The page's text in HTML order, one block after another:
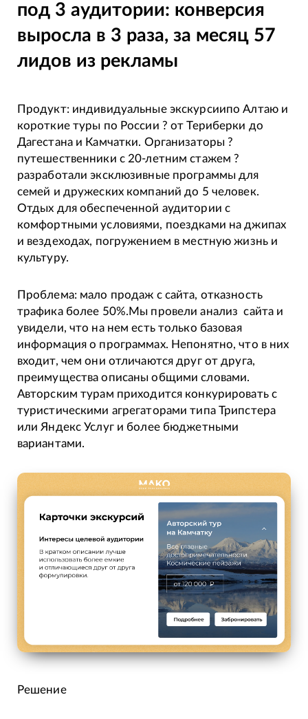
под 3 аудитории: конверсия
выросла в 3 раза, за месяц 57
лидов из рекламы
Продукт: индивидуальные экскурсиипо Алтаю и
короткие туры по России ? от Териберки до
Дагестана и Камчатки. Организаторы ?
путешественники с 20-летним стажем ?
разработали эксклюзивные программы для
семей и дружеских компаний до 5 человек.
Отдых для обеспеченной аудитории с
комфортными условиями, поездками на джипах
и вездеходах, погружением в местную жизнь и
культуру.
Проблема: мало продаж с сайта, отказность
трафика более 50%.Мы провели анализ сайта и
увидели, что на нем есть только базовая
информация о программах. Непонятно, что в них
входит, чем они отличаются друг от друга,
преимущества описаны общими словами.
Авторским турам приходится конкурировать с
туристическими агрегаторами типа Трипстера
или Яндекс Услуг и более бюджетными
вариантами.
Решение